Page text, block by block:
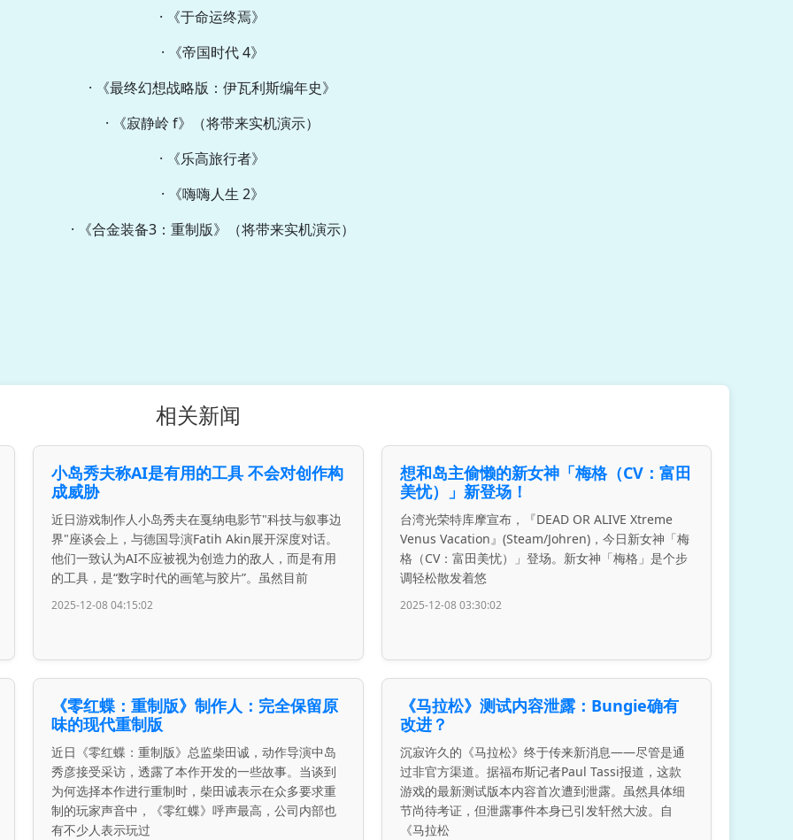
· 《于命运终焉》
· 《帝国时代 4》
· 《最终幻想战略版：伊瓦利斯编年史》
· 《寂静岭 f》（将带来实机演示）
· 《乐高旅行者》
· 《嗨嗨人生 2》
· 《合金装备3：重制版》（将带来实机演示）
相关新闻
小岛秀夫称AI是有用的工具 不会对创作构
成威胁
近日游戏制作人小岛秀夫在戛纳电影节"科技与叙事边
界"座谈会上，与德国导演Fatih Akin展开深度对话。
他们一致认为AI不应被视为创造力的敌人，而是有用
的工具，是“数字时代的画笔与胶片”。虽然目前
2025-12-08 04:15:02
想和岛主偷懒的新女神「梅格（CV：富田
美忧）」新登场！
台湾光荣特库摩宣布，『DEAD OR ALIVE Xtreme
Venus Vacation』(Steam/Johren)，今日新女神「梅
格（CV：富田美忧）」登场。新女神「梅格」是个步
调轻松散发着悠
2025-12-08 03:30:02
《零红蝶：重制版》制作人：完全保留原
味的现代重制版
近日《零红蝶：重制版》总监柴田诚，动作导演中岛
秀彦接受采访，透露了本作开发的一些故事。当谈到
为何选择本作进行重制时，柴田诚表示在众多要求重
制的玩家声音中，《零红蝶》呼声最高，公司内部也
有不少人表示玩过
《马拉松》测试内容泄露：Bungie确有
改进？
沉寂许久的《马拉松》终于传来新消息——尽管是通
过非官方渠道。据福布斯记者Paul Tassi报道，这款
游戏的最新测试版本内容首次遭到泄露。虽然具体细
节尚待考证，但泄露事件本身已引发轩然大波。自
《马拉松